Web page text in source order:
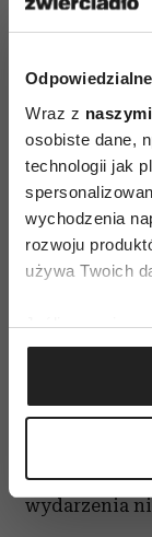
Wraz z
osobiste dane,
technologii jak
wychodzenia
rozwoju
używa Twoich
Jeśli wyrazisz
dane są
Dziedzictwa i
5.
minimum i
Szkoda tracić
portali
na szukanie
ograniczyć
ciebie.
tematyczne,
otrzymywać
redakcja
wydarzenia